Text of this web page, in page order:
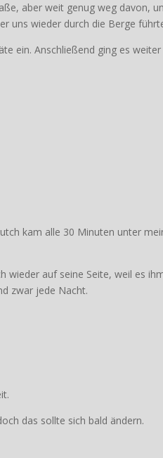
aber weit genug weg davon,
uns wieder durch die Berge
ein. Anschließend ging es weiter
kam alle 30 Minuten unter
wieder auf seine Seite, weil es
zwar jede Nacht.
das sollte sich bald ändern.